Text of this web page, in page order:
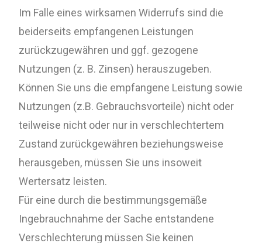
Im Falle eines wirksamen Widerrufs sind die
beiderseits empfangenen Leistungen
zurückzugewähren und ggf. gezogene
Nutzungen (z. B. Zinsen) herauszugeben.
Können Sie uns die empfangene Leistung sowie
Nutzungen (z.B. Gebrauchsvorteile) nicht oder
teilweise nicht oder nur in verschlechtertem
Zustand zurückgewähren beziehungsweise
herausgeben, müssen Sie uns insoweit
Wertersatz leisten.
Für eine durch die bestimmungsgemäße
Ingebrauchnahme der Sache entstandene
Verschlechterung müssen Sie keinen